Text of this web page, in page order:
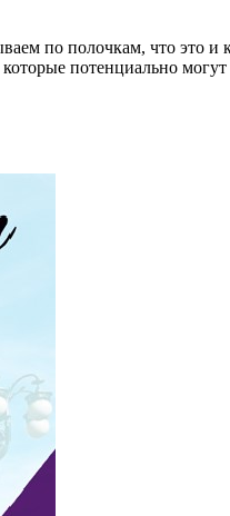
по полочкам, что это и
потенциально